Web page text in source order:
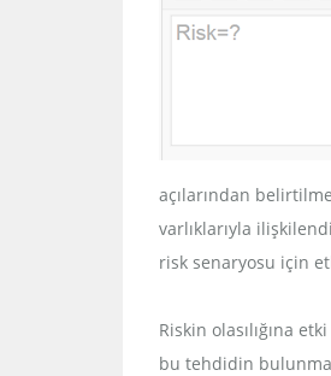
açılarından
varlıklarıyla
risk senaryosu için
Riskin olasılığına
bu tehdidin bulunma